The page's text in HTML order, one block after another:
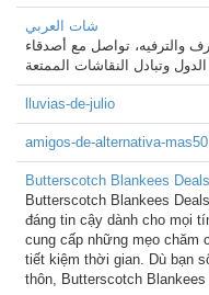
شات العربي
والترفيه، تواصل مع أصدقاء
lluvias-de-julio
amigos-de-alternativa-mas50
Butterscotch Blankees Deals
Butterscotch Blankees
đáng tin cậy dành cho mọi
cung cấp những mẹo chăm
tiết kiệm thời gian. Dù bạn
thôn, Butterscotch